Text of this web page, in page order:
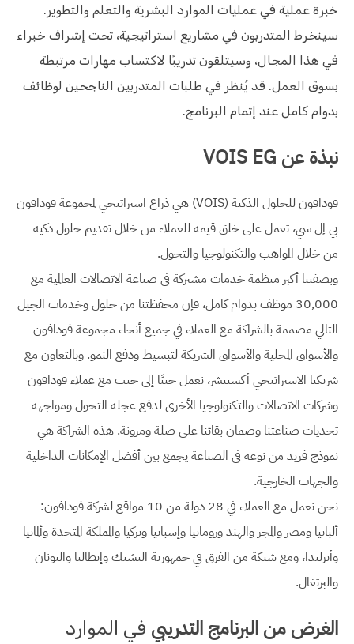
خبرة عملية في عمليات الموارد البشرية والتعلم والتطوير.
سينخرط المتدربون في مشاريع استراتيجية، تحت إشراف خبراء
في هذا المجال، وسيتلقون تدريبًا لاكتساب مهارات مرتبطة
بسوق العمل. قد يُنظر في طلبات المتدربين الناجحين لوظائف
بدوام كامل عند إتمام البرنامج.
نبذة عن VOIS EG
فودافون للحلول الذكية (VOIS) هي ذراع استراتيجي لمجموعة فودافون
بي إل سي، تعمل على خلق قيمة للعملاء من خلال تقديم حلول ذكية
من خلال المواهب والتكنولوجيا والتحول.
وبصفتنا أكبر منظمة خدمات مشتركة في صناعة الاتصالات العالمية مع
30,000 موظف بدوام كامل، فإن محفظتنا من حلول وخدمات الجيل
التالي مصممة بالشراكة مع العملاء في جميع أنحاء مجموعة فودافون
والأسواق المحلية والأسواق الشريكة لتبسيط ودفع النمو. وبالتعاون مع
شريكنا الاستراتيجي أكسنتشر، نعمل جنبًا إلى جنب مع عملاء فودافون
وشركات الاتصالات والتكنولوجيا الأخرى لدفع عجلة التحول ومواجهة
تحديات صناعتنا وضمان بقائنا على صلة ومرونة. هذه الشراكة هي
نموذج فريد من نوعه في الصناعة يجمع بين أفضل الإمكانات الداخلية
والجهات الخارجية.
نحن نعمل مع العملاء في 28 دولة من 10 مواقع لشركة فودافون:
ألبانيا ومصر والمجر والهند ورومانيا وإسبانيا وتركيا والمملكة المتحدة وألمانيا
وأيرلندا، ومع شبكة من الفرق في جمهورية التشيك وإيطاليا واليونان
والبرتغال.
الغرض من البرنامج التدريبي في الموارد